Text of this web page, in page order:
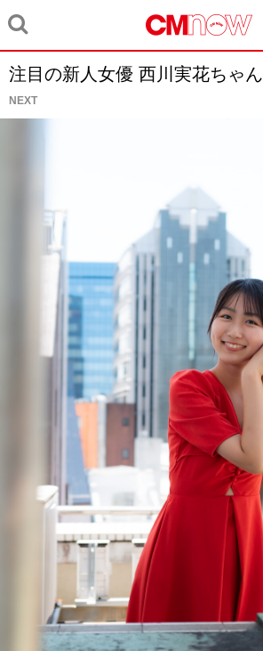
注目の新人女優 西川実花ちゃん
NEXT